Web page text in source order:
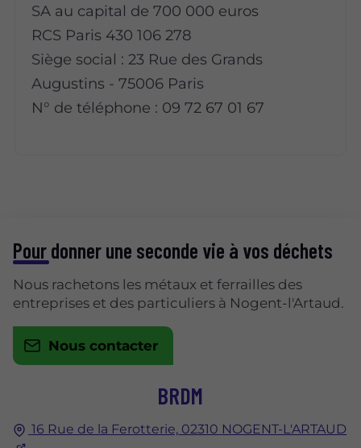
SA au capital de 700 000 euros
RCS Paris 430 106 278
Siège social : 23 Rue des Grands
Augustins - 75006 Paris
N° de téléphone : 09 72 67 01 67
BRDM
16 Rue de la Ferotterie, 02310 NOGENT-L'ARTAUD
Pour donner une seconde vie à vos déchets
Nous rachetons les métaux et ferrailles des
entreprises et des particuliers à Nogent-l'Artaud.
Nous contacter